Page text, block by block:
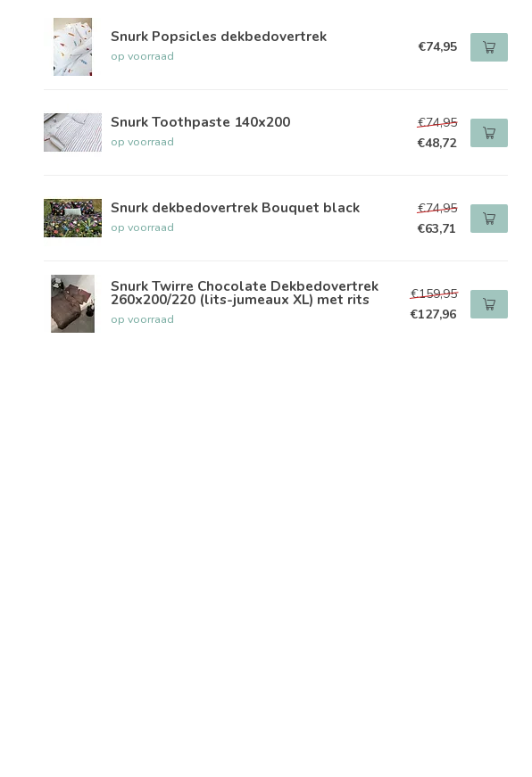
Snurk Popsicles dekbedovertrek
op voorraad €74,95
Snurk Toothpaste 140x200
op voorraad
€74,95
€48,72
Snurk dekbedovertrek Bouquet black
op voorraad
€74,95
€63,71
Snurk Twirre Chocolate Dekbedovertrek
260x200/220 (lits-jumeaux XL) met rits
op voorraad
€159,95
€127,96